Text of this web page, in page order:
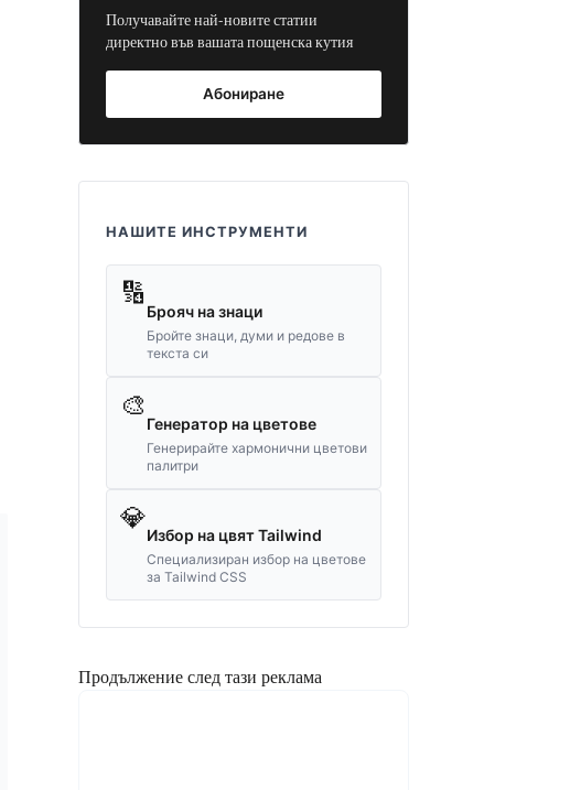
Получавайте най-новите статии
директно във вашата пощенска кутия
Абониране
НАШИТЕ ИНСТРУМЕНТИ
🔢
Брояч на знаци
Бройте знаци, думи и редове в
текста си
🎨
Генератор на цветове
Генерирайте хармонични цветови
палитри
💎
Избор на цвят Tailwind
Специализиран избор на цветове
за Tailwind CSS
Продължение след тази реклама